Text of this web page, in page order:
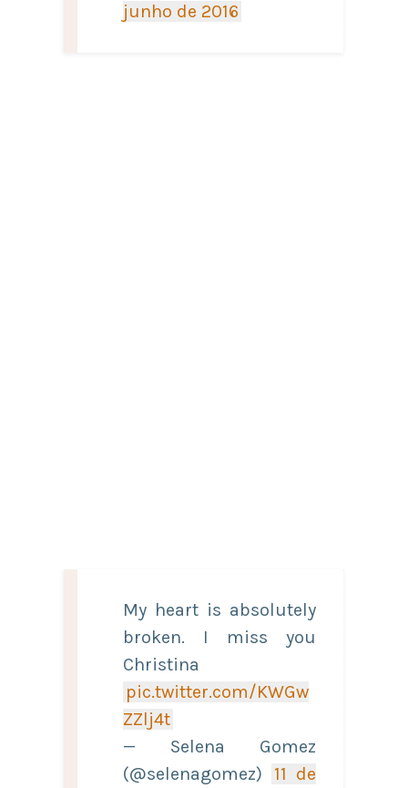
junho de 2016
My heart is absolutely
broken. I miss you
Christina
pic.twitter.com/KWGw
ZZlj4t
— Selena Gomez
(@selenagomez)
11 de